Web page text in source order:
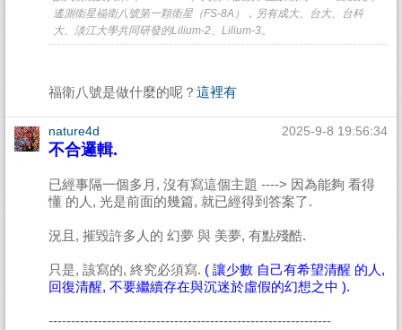
遙測衛星福衛八號第一顆衛星（FS-8A），另有成大、台大、台科
大、淡江大學共同研發的Lilium-2、Lilium-3。
福衛八號是做什麼的呢？ 這裡有
nature4d 2025-9-8 19:56:34
不合邏輯.
已經事隔一個多月, 沒有寫這個主題 ----> 因為能夠 看得
懂 的人, 光是前面的幾篇, 就已經得到答案了.
況且, 摧毀許多人的 幻夢 與 美夢, 有點殘酷.
只是, 該寫的, 終究必須寫. ( 讓少數 自己有希望清醒 的人,
回復清醒, 不要繼續存在與沉迷於虛假的幻想之中 ).
---------------------------------------------------------------